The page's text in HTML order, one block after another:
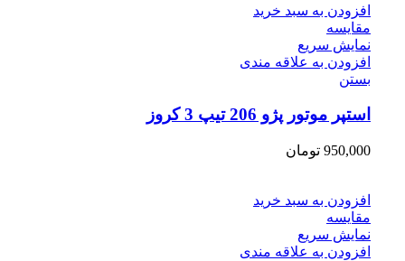
افزودن به سبد خرید
مقایسه
نمایش سریع
افزودن به علاقه مندی
بستن
استپر موتور پژو 206 تیپ 3 کروز
950,000 تومان
افزودن به سبد خرید
مقایسه
نمایش سریع
افزودن به علاقه مندی